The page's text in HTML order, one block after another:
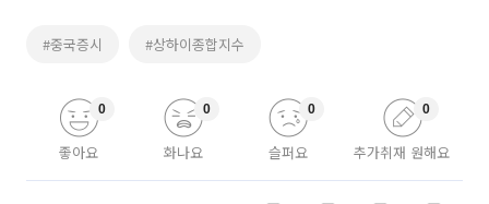
#중국증시 #상하이종합지수
좋아요
0
화나요
0
슬퍼요
0
추가취재 원해요
0